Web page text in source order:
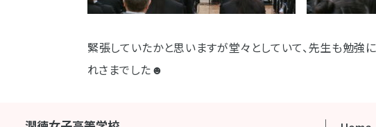
緊張していたかと思いますが堂々としていて、先生も勉強
れさまでした☻